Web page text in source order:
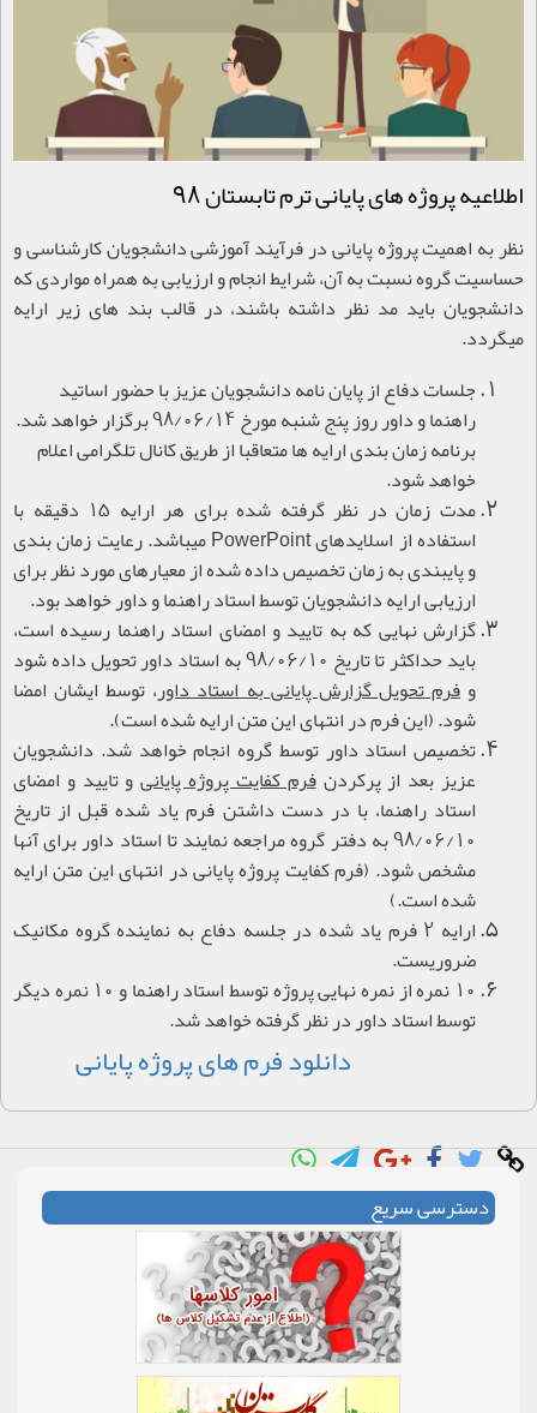
اطلاعیه پروژه های پایانی ترم تابستان 98
نظر به اهمیت پروژه پایانی در فرآیند آموزشی دانشجویان کارشناسی و
حساسیت گروه نسبت به آن، شرایط انجام و ارزیابی به همراه مواردی که
دانشجویان باید مد نظر داشته باشند، در قالب بند های زیر ارایه
می‏گردد.
جلسات دفاع از پایان نامه دانشجویان عزیز با حضور اساتید
راهنما و داور روز پنج شنبه مورخ 98/06/14 برگزار خواهد شد.
برنامه زمان بندیارایه هامتعاقبا از طریق کانال تلگرامی اعلام
خواهد شود.
مدت زمان در نظر گرفته شده برای هر ارایه 15 دقیقه با
استفاده از اسلایدهایPowerPointمیباشد. رعایت زمان بندی
و پایبندی به زمان تخصیص داده شده از معیارهای مورد نظر برای
ارزیابی ارایه دانشجویان توسط استاد راهنما و داور خواهد بود.
گزارش نهایی که به تایید و امضای استاد راهنما رسیده است،
باید حداکثر تا تاریخ 98/06/10 به استاد داور تحویل داده شود
وفرم تحویل گزارش پایانی به استاد داور، توسط ایشان امضا
شود. (این فرم در انتهای این متن ارایه شده است).
تخصیص استاد داور توسط گروه انجام خواهد شد. دانشجویان
عزیز بعد از پرکردنفرم کفایت پروژه پایانیو تایید و امضای
استاد راهنما، با در دست داشتن فرم یاد شده قبل از تاریخ
98/06/10 به دفتر گروه مراجعه نمایند تا استاد داور برای آنها
مشخص شود. (فرم کفایت پروژه پایانی در انتهای این متن ارایه
شده است.)
ارایه 2 فرم یاد شده در جلسه دفاع به نماینده گروه مکانیک
ضروریست.
10 نمره از نمره نهایی پروژه توسط استاد راهنما و 10 نمره دیگر
توسط استاد داور در نظر گرفته خواهد شد.
دانلود فرم های پروژه پایانی
دسترسی سریع